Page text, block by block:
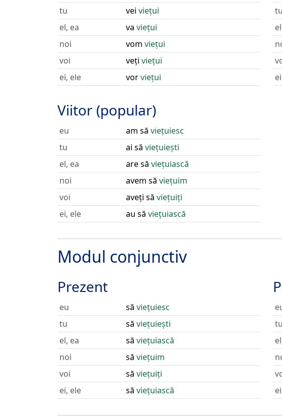
tu
vei viețui
el, ea
va viețui
noi
vom viețui
voi
veți viețui
ei, ele
vorviețui
Viitor (popular)
eu am să viețuiesc
tu
ai să viețuiești
el, ea
are să viețuiască
noi
avem să viețuim
voi
aveți să viețuiți
ei, ele
au să viețuiască
tu
Modul conjunctiv
Prezent
eu să viețuiesc
tu
să viețuiești
el, ea
să viețuiască
noi
să viețuim
voi
să viețuiți
ei, ele
să viețuiască
tu